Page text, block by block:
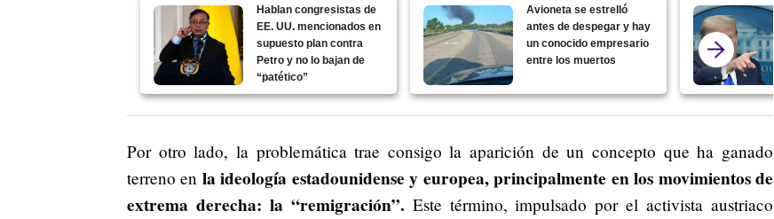
Hablan congresistas de
EE. UU. mencionados en
supuesto plan contra
Petro y no lo bajan de
“patético”
Avioneta se estrelló
antes de despegar y hay
un conocido empresario
entre los muertos
Por otro lado, la problemática trae consigo la aparición de un concepto que ha ganado
terreno en la ideología estadounidense y europea, principalmente en los movimientos de
extrema derecha: la “remigración”. Este término, impulsado por el activista austriaco